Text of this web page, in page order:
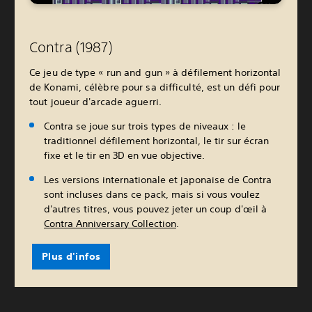
Contra (1987)
Ce jeu de type « run and gun » à défilement horizontal
de Konami, célèbre pour sa difficulté, est un défi pour
tout joueur d'arcade aguerri.
Contra se joue sur trois types de niveaux : le
traditionnel défilement horizontal, le tir sur écran
fixe et le tir en 3D en vue objective.
Les versions internationale et japonaise de Contra
sont incluses dans ce pack, mais si vous voulez
d'autres titres, vous pouvez jeter un coup d'œil à
Contra Anniversary Collection.
Plus d'infos